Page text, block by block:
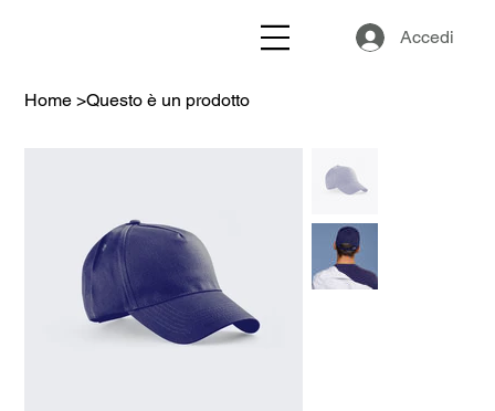
Accedi
Home >Questo è un prodotto